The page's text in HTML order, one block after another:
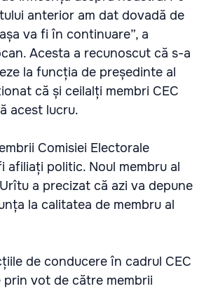
anterior am dat dovadă de
va fi în continuare”, a
Acesta a recunoscut că s-a
la funcția de președinte al
că și ceilalți membri CEC
acest lucru.
Comisiei Electorale
afiliați politic. Noul membru al
a precizat că azi va depune
la calitatea de membru al
de conducere în cadrul CEC
vot de către membrii